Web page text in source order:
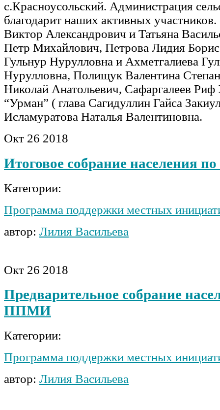
с.Красноусольский. Администрация
благодарит наших активных
Виктор Александрович и Татьяна
Петр Михайлович, Петрова Лидия
Гульнур Нурулловна и Ахметгалиева
Нурулловна, Полищук Валентина
Николай Анатольевич, Сафаргалеев
“Урман” ( глава Сагидуллин Гайса
Исламуратова Наталья Валентиновна.
Окт 26 2018
Итоговое собрание населения
Категории:
Программа поддержки местных
автор: Лилия Васильева
Окт 26 2018
Предварительное собрание
ППМИ
Категории:
Программа поддержки местных
автор: Лилия Васильева